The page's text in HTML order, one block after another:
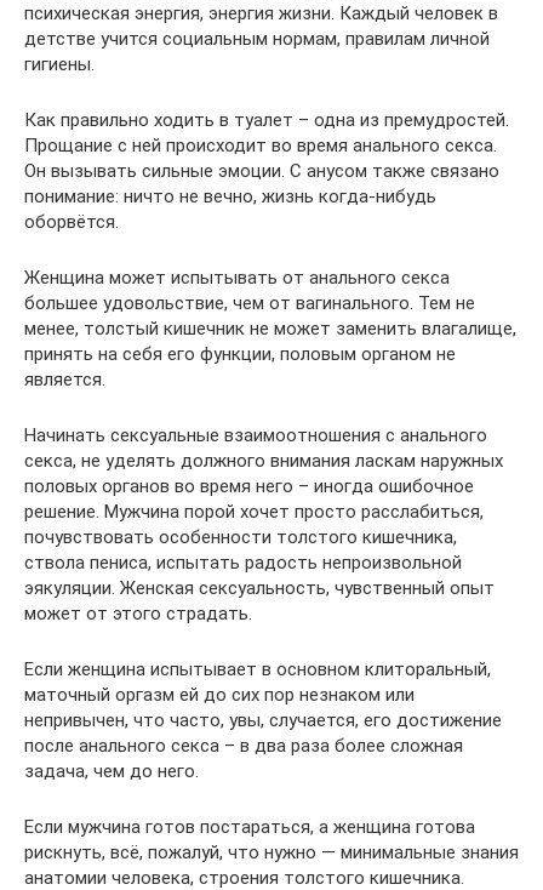
психическая энергия, энергия жизни. Каждый человек в
детстве учится социальным нормам, правилам личной
гигиены.
Как правильно ходить в туалет – одна из премудростей.
Прощание с ней происходит во время анального секса.
Он вызывать сильные эмоции. С анусом также связано
понимание: ничто не вечно, жизнь когда-нибудь
оборвётся.
Женщина может испытывать от анального секса
большее удовольствие, чем от вагинального. Тем не
менее, толстый кишечник не может заменить влагалище,
принять на себя его функции, половым органом не
является.
Начинать сексуальные взаимоотношения с анального
секса, не уделять должного внимания ласкам наружных
половых органов во время него – иногда ошибочное
решение. Мужчина порой хочет просто расслабиться,
почувствовать особенности толстого кишечника,
ствола пениса, испытать радость непроизвольной
эякуляции. Женская сексуальность, чувственный опыт
может от этого страдать.
Если женщина испытывает в основном клиторальный,
маточный оргазм ей до сих пор незнаком или
непривычен, что часто, увы, случается, его достижение
после анального секса – в два раза более сложная
задача, чем до него.
Если мужчина готов постараться, а женщина готова
рискнуть, всё, пожалуй, что нужно — минимальные знания
анатомии человека, строения толстого кишечника.